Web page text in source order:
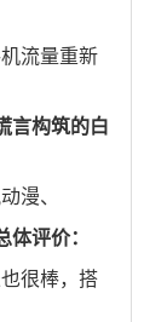
流量重新
言构筑的白
漫、
评价：
很棒，搭